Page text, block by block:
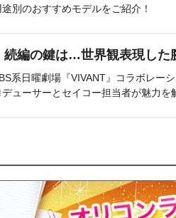
別のおすすめモデルをご紹介！
続編の鍵は…世界観表現した
系日曜劇場『VIVANT』コラボレー
ューサーとセイコー担当者が魅力を